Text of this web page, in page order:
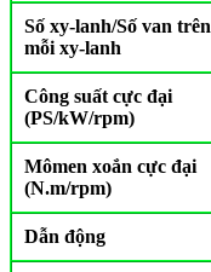
Số xy-lanh/Số van trên
mỗi xy-lanh
Công suất cực đại
(PS/kW/rpm)
Mômen xoắn cực đại
(N.m/rpm)
Dẫn động